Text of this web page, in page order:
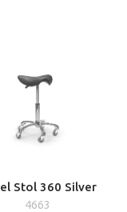
Stol 360 Silver
4663